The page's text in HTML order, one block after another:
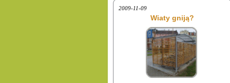
2009-11-09
Wiaty gniją?